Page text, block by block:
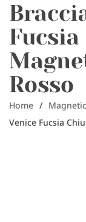
Rosso
Home /
Venice Fucsia